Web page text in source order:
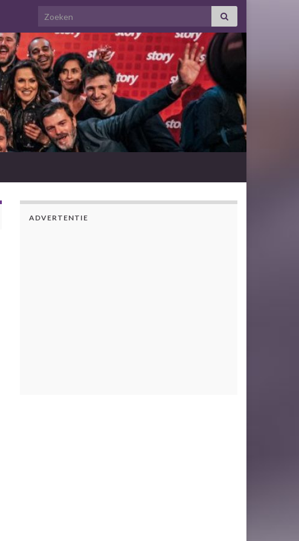
Search for:
ADVERTENTIE